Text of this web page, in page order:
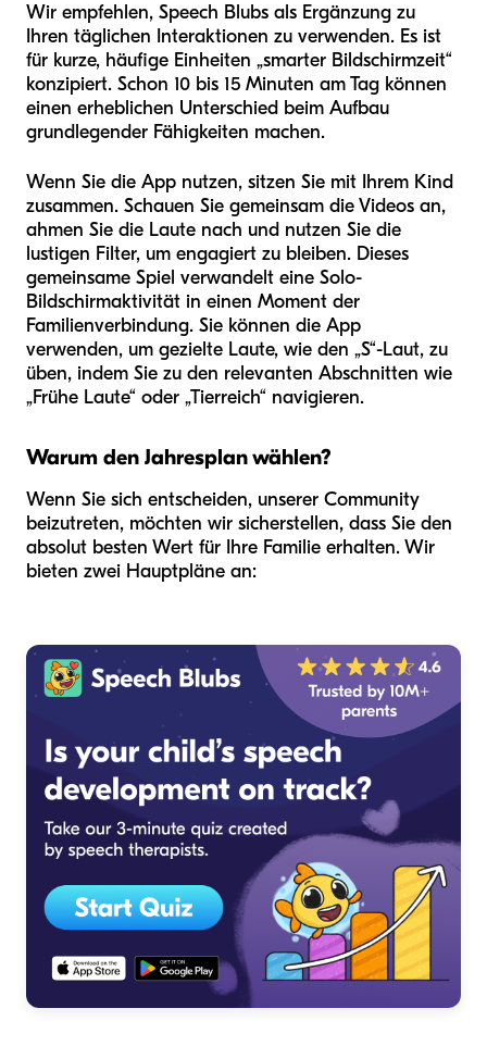
Wir empfehlen, Speech Blubs als Ergänzung zu
Ihren täglichen Interaktionen zu verwenden. Es ist
für kurze, häufige Einheiten „smarter Bildschirmzeit“
konzipiert. Schon 10 bis 15 Minuten am Tag können
einen erheblichen Unterschied beim Aufbau
grundlegender Fähigkeiten machen.
Wenn Sie die App nutzen, sitzen Sie mit Ihrem Kind
zusammen. Schauen Sie gemeinsam die Videos an,
ahmen Sie die Laute nach und nutzen Sie die
lustigen Filter, um engagiert zu bleiben. Dieses
gemeinsame Spiel verwandelt eine Solo-
Bildschirmaktivität in einen Moment der
Familienverbindung. Sie können die App
verwenden, um gezielte Laute, wie den „S“-Laut, zu
üben, indem Sie zu den relevanten Abschnitten wie
„Frühe Laute“ oder „Tierreich“ navigieren.
Warum den Jahresplan wählen?
Wenn Sie sich entscheiden, unserer Community
beizutreten, möchten wir sicherstellen, dass Sie den
absolut besten Wert für Ihre Familie erhalten. Wir
bieten zwei Hauptpläne an: